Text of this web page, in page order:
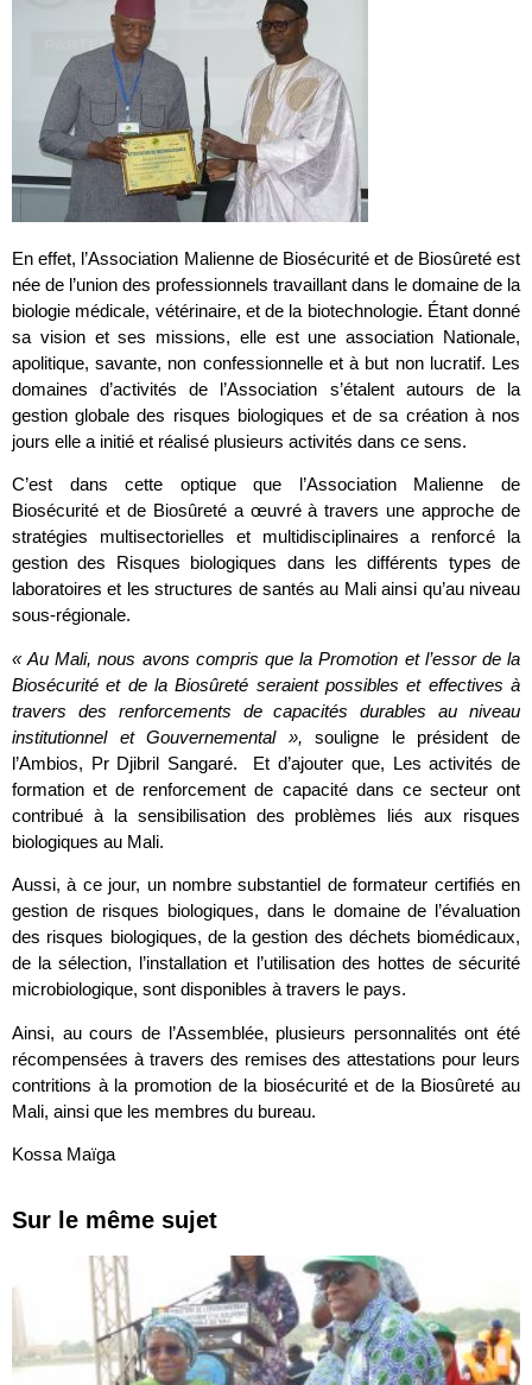
En effet, l’Association Malienne de Biosécurité et de Biosûreté est
née de l’union des professionnels travaillant dans le domaine de la
biologie médicale, vétérinaire, et de la biotechnologie. Étant donné
sa vision et ses missions, elle est une association Nationale,
apolitique, savante, non confessionnelle et à but non lucratif. Les
domaines d’activités de l’Association s’étalent autours de la
gestion globale des risques biologiques et de sa création à nos
jours elle a initié et réalisé plusieurs activités dans ce sens.
C’est dans cette optique que l’Association Malienne de
Biosécurité et de Biosûreté a œuvré à travers une approche de
stratégies multisectorielles et multidisciplinaires a renforcé la
gestion des Risques biologiques dans les différents types de
laboratoires et les structures de santés au Mali ainsi qu’au niveau
sous-régionale.
« Au Mali, nous avons compris que la Promotion et l’essor de la
Biosécurité et de la Biosûreté seraient possibles et effectives à
travers des renforcements de capacités durables au niveau
institutionnel et Gouvernemental », souligne le président de
l’Ambios, Pr Djibril Sangaré. Et d’ajouter que, Les activités de
formation et de renforcement de capacité dans ce secteur ont
contribué à la sensibilisation des problèmes liés aux risques
biologiques au Mali.
Aussi, à ce jour, un nombre substantiel de formateur certifiés en
gestion de risques biologiques, dans le domaine de l’évaluation
des risques biologiques, de la gestion des déchets biomédicaux,
de la sélection, l’installation et l’utilisation des hottes de sécurité
microbiologique, sont disponibles à travers le pays.
Ainsi, au cours de l’Assemblée, plusieurs personnalités ont été
récompensées à travers des remises des attestations pour leurs
contritions à la promotion de la biosécurité et de la Biosûreté au
Mali, ainsi que les membres du bureau.
Kossa Maïga
Sur le même sujet